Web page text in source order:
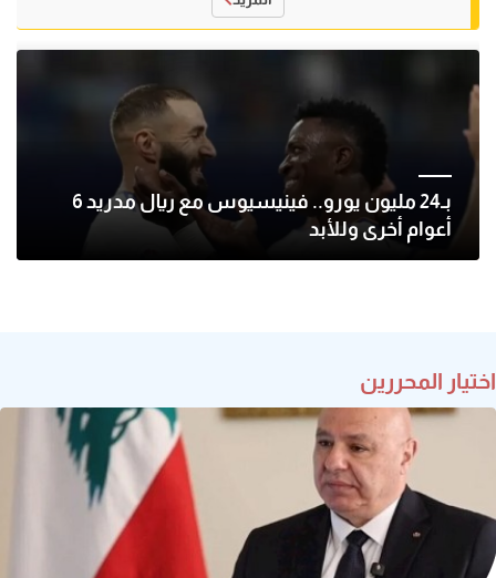
بـ24 مليون يورو.. فينيسيوس مع ريال مدريد 6
أعوام أخرى وللأبد
اختيار المحررين